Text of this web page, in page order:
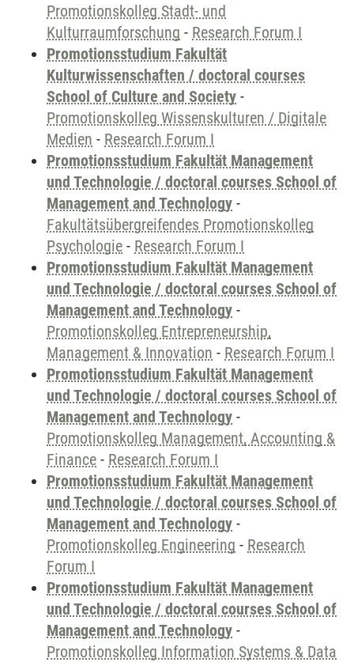
Promotionskolleg Stadt- und
Kulturraumforschung - Research Forum I
Promotionsstudium Fakultät
Kulturwissenschaften / doctoral courses
School of Culture and Society -
Promotionskolleg Wissenskulturen / Digitale
Medien - Research Forum I
Promotionsstudium Fakultät Management
und Technologie / doctoral courses School of
Management and Technology -
Fakultätsübergreifendes Promotionskolleg
Psychologie - Research Forum I
Promotionsstudium Fakultät Management
und Technologie / doctoral courses School of
Management and Technology -
Promotionskolleg Entrepreneurship,
Management & Innovation - Research Forum I
Promotionsstudium Fakultät Management
und Technologie / doctoral courses School of
Management and Technology -
Promotionskolleg Management, Accounting &
Finance - Research Forum I
Promotionsstudium Fakultät Management
und Technologie / doctoral courses School of
Management and Technology -
Promotionskolleg Engineering - Research
Forum I
Promotionsstudium Fakultät Management
und Technologie / doctoral courses School of
Management and Technology -
Promotionskolleg Information Systems & Data